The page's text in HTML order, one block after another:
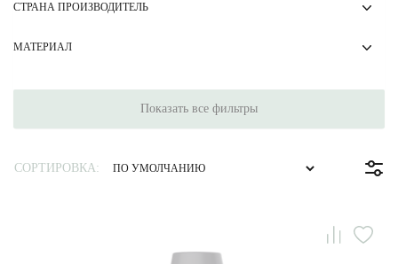
СТРАНА ПРОИЗВОДИТЕЛЬ
МАТЕРИАЛ
Показать все фильтры
СОРТИРОВКА: